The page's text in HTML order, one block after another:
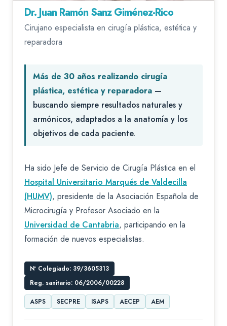
Dr. Juan Ramón Sanz Giménez-Rico
Cirujano especialista en cirugía plástica, estética y
reparadora
Más de 30 años realizando cirugía
plástica, estética y reparadora —
buscando siempre resultados naturales y
armónicos, adaptados a la anatomía y los
objetivos de cada paciente.
Ha sido Jefe de Servicio de Cirugía Plástica en el
Hospital Universitario Marqués de Valdecilla
(HUMV), presidente de la Asociación Española de
Microcirugía y Profesor Asociado en la
Universidad de Cantabria, participando en la
formación de nuevos especialistas.
Nº Colegiado: 39/3605313
Reg. sanitario: 06/2006/00228
ASPS SECPRE ISAPS AECEP AEM